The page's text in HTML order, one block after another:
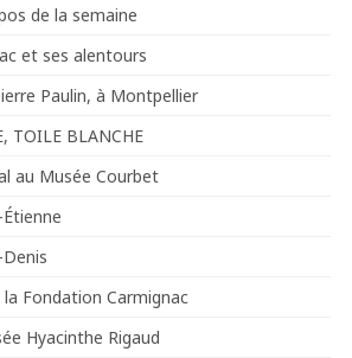
de la semaine
et ses alentours
Paulin, à Montpellier
TOILE BLANCHE
au Musée Courbet
la Fondation Carmignac
Hyacinthe Rigaud